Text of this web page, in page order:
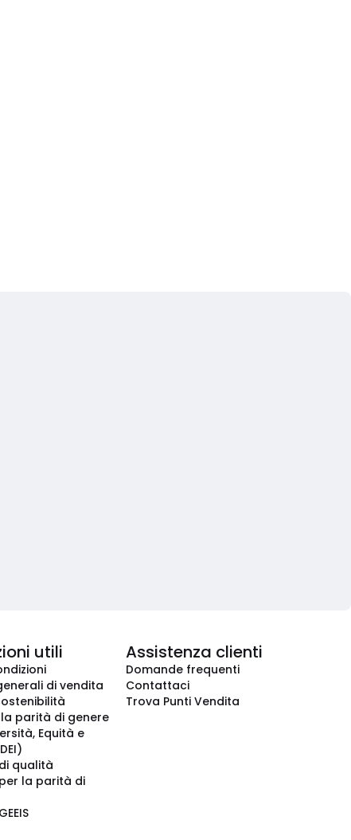
utili
di vendita
parità di genere
Equità e
qualità
la parità di
Assistenza clienti
Domande frequenti
Contattaci
Trova Punti Vendita